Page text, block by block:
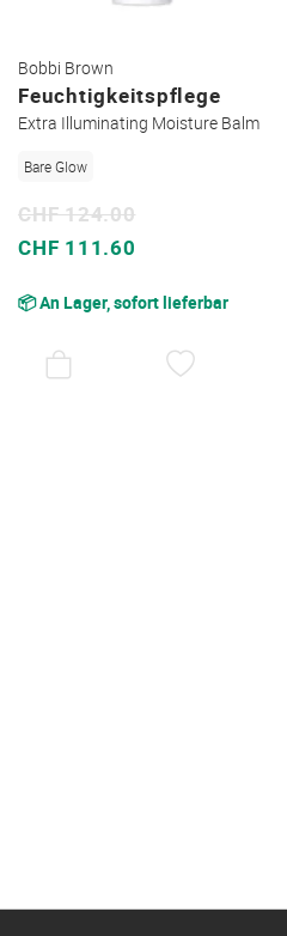
Bobbi Brown
Feuchtigkeitspflege
Extra Illuminating Moisture Balm
Bare Glow
Sonderpreis
CHF 111.60
CHF 124.00
📦 An Lager, sofort lieferbar